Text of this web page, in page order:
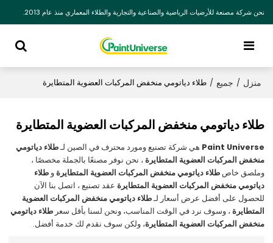
نحن شركة مصنعة للأرضيات الرياضية والصناعية والتجارية والطلاء المعماري منذ عام 2013.
منزل / جميع / طلاء دياتومي منخفض المركبات العضوية المتطايرة
طلاء دياتومي منخفض المركبات العضوية المتطايرة
Paint Universe هي شركة تصنيع ومورد محترف في الصين لـطلاء دياتومي
منخفض المركبات العضوية المتطايرة ، نحن نوفر مصنعًا بالجملة مخصصًا ،
وملصق خاصطلاء دياتومي منخفض المركبات العضوية المتطايرة وطلاء
دياتومي منخفض المركبات العضوية المتطايرة عقد تصنيع ، اتصل بنا الآن
للحصول على أفضل عرض أسعار لـطلاء دياتومي منخفض المركبات العضوية
المتطايرة ، وسوف نرد في الوقت المناسب، ونحن لسنا بأقل سعرطلاء دياتومي
منخفض المركبات العضوية المتطايرة، ولكن سوف نقدم لك خدمة أفضل.